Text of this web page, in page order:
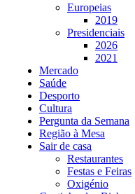
Europeias
2019
Presidenciais
2026
2021
Mercado
Saúde
Desporto
Cultura
Pergunta da Semana
Região à Mesa
Sair de casa
Restaurantes
Festas e Feiras
Oxigénio